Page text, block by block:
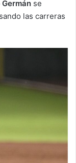
Germán se
las carreras